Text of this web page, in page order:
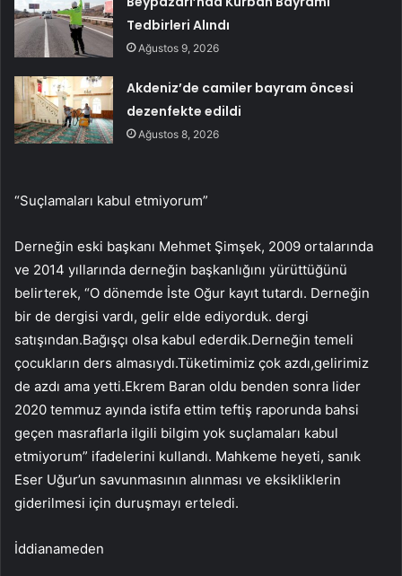
Tedbirleri Alındı
Ağustos 9, 2026
Akdeniz’de camiler bayram öncesi
dezenfekte edildi
Ağustos 8, 2026
“Suçlamaları kabul etmiyorum”
Derneğin eski başkanı Mehmet Şimşek, 2009 ortalarında
ve 2014 yıllarında derneğin başkanlığını yürüttüğünü
belirterek, “O dönemde İste Oğur kayıt tutardı. Derneğin
bir de dergisi vardı, gelir elde ediyorduk. dergi
satışından.Bağışçı olsa kabul ederdik.Derneğin temeli
çocukların ders almasıydı.Tüketimimiz çok azdı,gelirimiz
de azdı ama yetti.Ekrem Baran oldu benden sonra lider
2020 temmuz ayında istifa ettim teftiş raporunda bahsi
geçen masraflarla ilgili bilgim yok suçlamaları kabul
etmiyorum” ifadelerini kullandı. Mahkeme heyeti, sanık
Eser Uğur’un savunmasının alınması ve eksikliklerin
giderilmesi için duruşmayı erteledi.
İddianameden